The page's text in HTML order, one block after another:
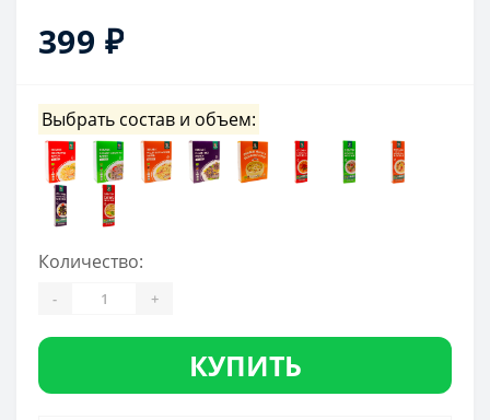
399 ₽
Выбрать состав и объем:
Количество:
- +
КУПИТЬ